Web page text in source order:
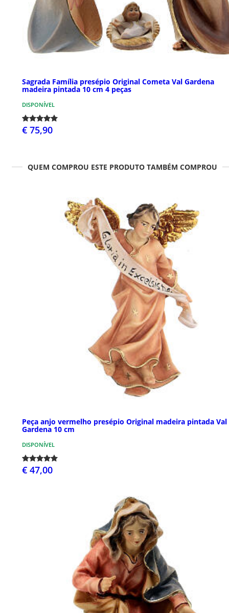
Sagrada Família presépio Original Cometa Val Gardena
madeira pintada 10 cm 4 peças
DISPONÍVEL
€ 75,90
QUEM COMPROU ESTE PRODUTO TAMBÉM COMPROU
Peça anjo vermelho presépio Original madeira pintada Val
Gardena 10 cm
DISPONÍVEL
€ 47,00